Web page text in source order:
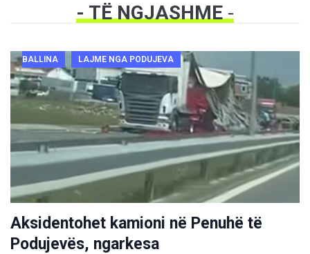
- TË NGJASHME-
BALLINA LAJME NGA PODUJEVA
Aksidentohet kamioni në Penuhë të
Podujevës, ngarkesa